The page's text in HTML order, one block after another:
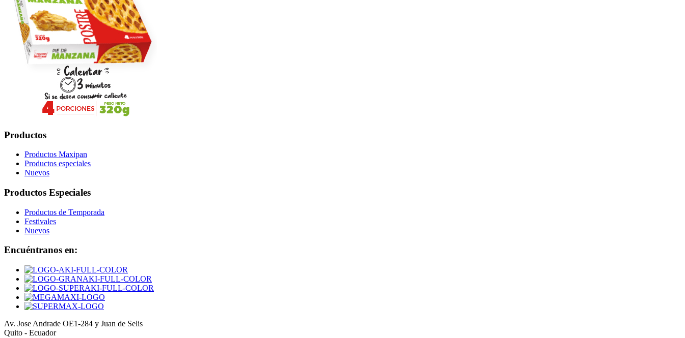
Productos
Productos Maxipan
Productos especiales
Nuevos
Productos Especiales
Productos de Temporada
Festivales
Nuevos
Encuéntranos en:
Av. Jose Andrade OE1-284 y Juan de Selis
Quito - Ecuador